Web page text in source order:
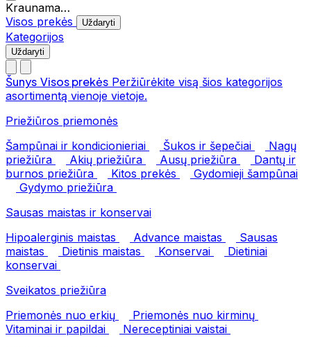
Kraunama…
Visos prekės
Uždaryti
Kategorijos
Uždaryti
Šunys Visos prekės Peržiūrėkite visą šios kategorijos
asortimentą vienoje vietoje.
Priežiūros priemonės
Šampūnai ir kondicionieriai
Šukos ir šepečiai
Nagų
priežiūra
Akių priežiūra Ausų priežiūra
Dantų ir
burnos priežiūra
Kitos prekės
Gydomieji šampūnai
Gydymo priežiūra
Sausas maistas ir konservai
Hipoalerginis maistas
Advance maistas
Sausas
maistas
Dietinis maistas Konservai
Dietiniai
konservai
Sveikatos priežiūra
Priemonės nuo erkių
Priemonės nuo kirminų
Vitaminai ir papildai
Nereceptiniai vaistai